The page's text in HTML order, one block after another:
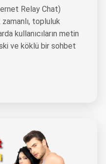
Relay Chat)
topluluk
kullanıcıların metin
ve köklü bir sohbet